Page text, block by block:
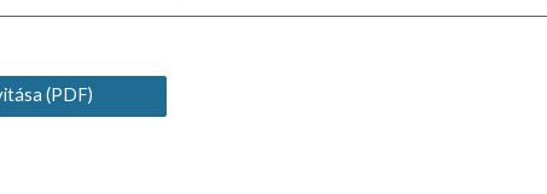
(PDF)